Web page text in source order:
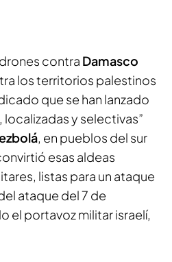
contra Damasco
los territorios palestinos
que se han lanzado
y selectivas”
, en pueblos del sur
esas aldeas
listas para un ataque
ataque del 7 de
el portavoz militar israelí,